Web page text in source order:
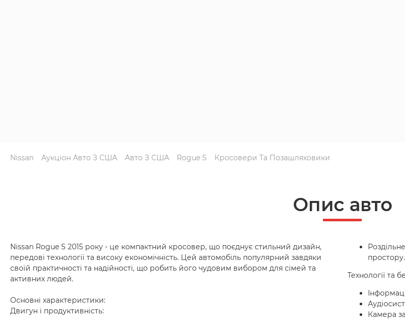
Nissan Аукціон Авто З США Авто З США Rogue S Кросовери Та Позашляховики
Опис авто
Nissan Rogue S 2015 року - це компактний кросовер, що поєднує стильний дизайн,
передові технології та високу економічність. Цей автомобіль популярний завдяки
своїй практичності та надійності, що робить його чудовим вибором для сімей та
активних людей.
Основні характеристики:
Двигун і продуктивність:
простору.
Технології та
Камера